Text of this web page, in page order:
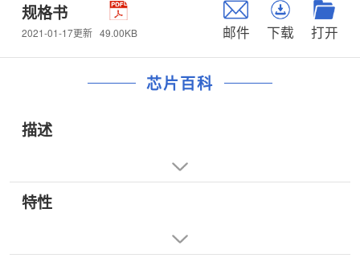
规格书
2021-01-17更新 49.00KB 邮件 下载 打开
芯片百科
描述
特性